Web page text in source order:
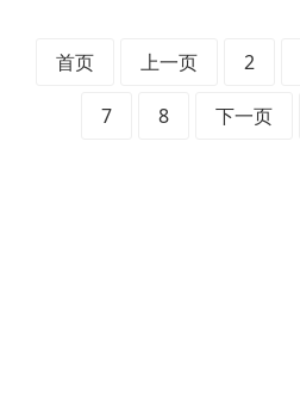
首页 上一页 2
7 8 下一页